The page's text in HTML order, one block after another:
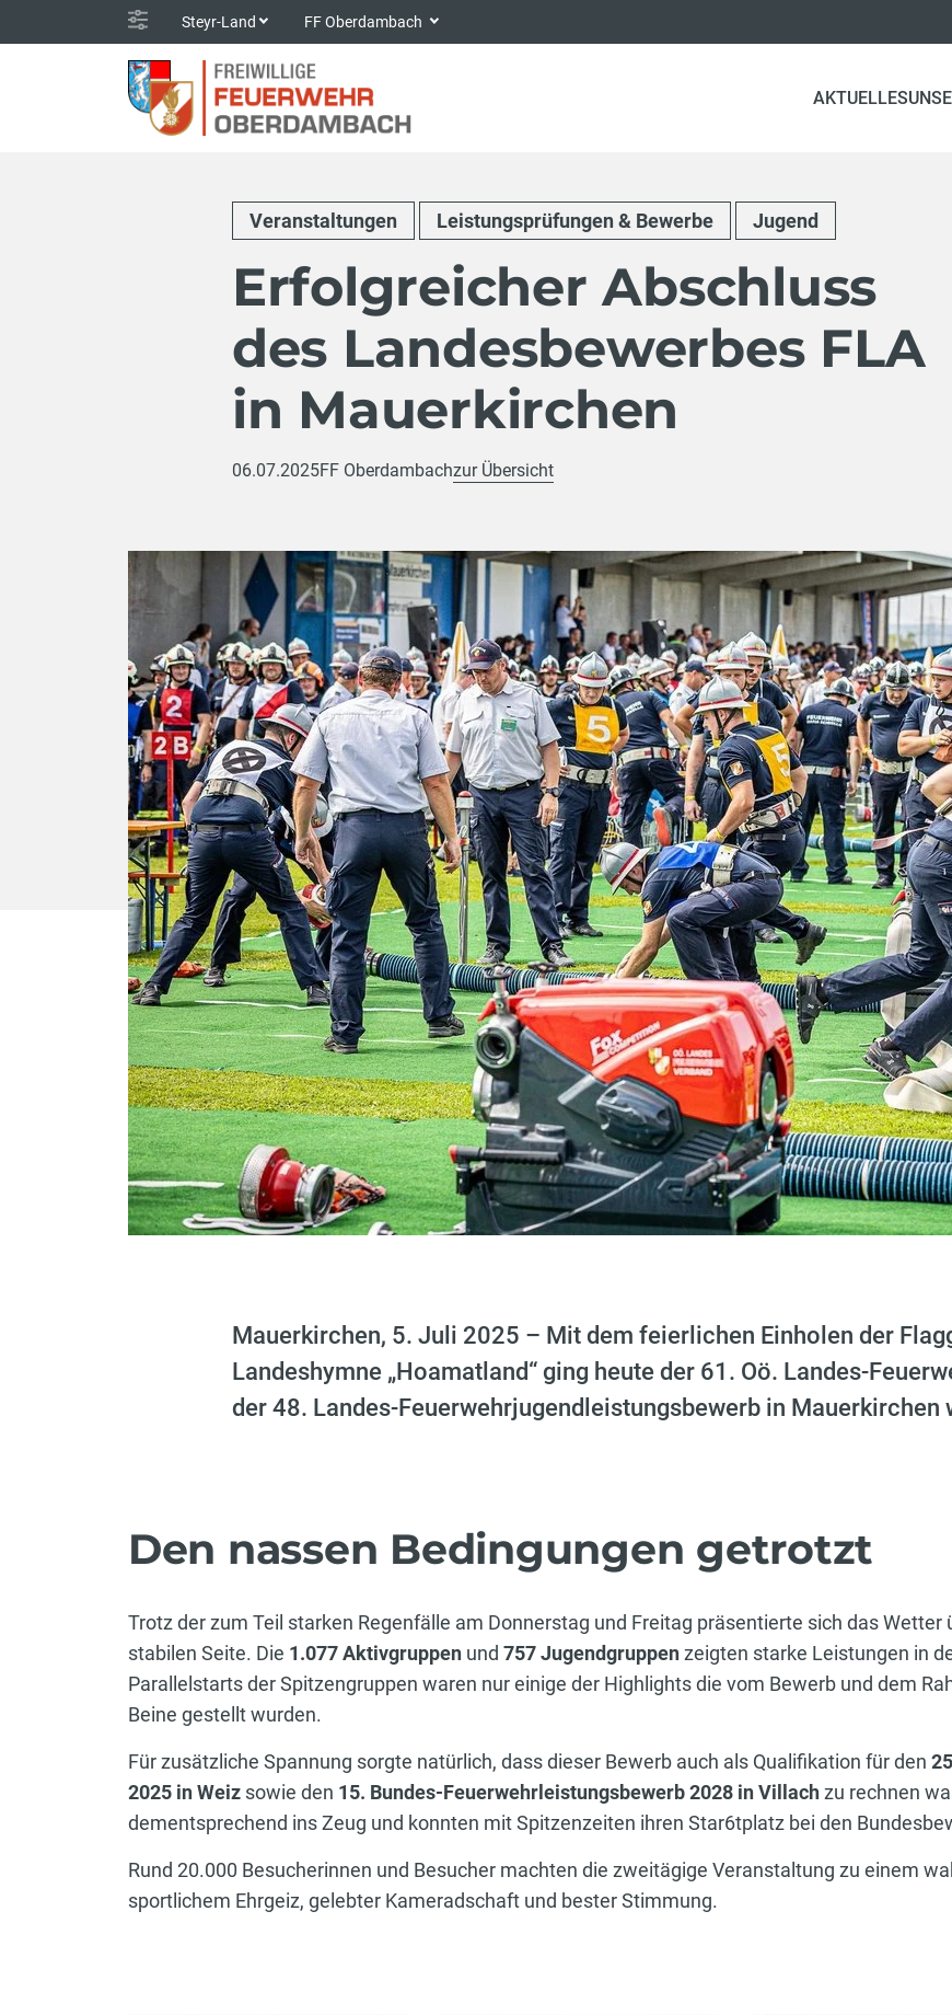
Steyr-Land FF Oberdambach
AKTUELLES
Veranstaltungen Leistungsprüfungen & Bewerbe Jugend
Erfolgreicher Abschluss
des Landesbewerbes FLA
in Mauerkirchen
06.07.2025FF Oberdambachzur Übersicht
Mauerkirchen, 5. Juli 2025 – Mit dem feierlichen Einholen der
Landeshymne „Hoamatland“ ging heute der 61. Oö. Landes-
der 48. Landes-Feuerwehrjugendleistungsbewerb in Mauerkirchen
Den nassen Bedingungen getrotzt
Trotz der zum Teil starken Regenfälle am Donnerstag und Freitag präsentierte sich das
stabilen Seite. Die 1.077 Aktivgruppen und 757 Jugendgruppenzeigten starke Leistungen in
Parallelstarts der Spitzengruppen waren nur einige der Highlights die vom Bewerb und dem
Beine gestellt wurden.
Für zusätzliche Spannung sorgte natürlich, dass dieser Bewerb auch als Qualifikation für den
2025 in Weiz sowie den 15. Bundes-Feuerwehrleistungsbewerb 2028 in Villachzu rechnen
dementsprechend ins Zeug und konnten mit Spitzenzeiten ihren Star6tplatz bei den
Rund 20.000 Besucherinnen und Besucher machten die zweitägige Veranstaltung zu einem
sportlichem Ehrgeiz, gelebter Kameradschaft und bester Stimmung.